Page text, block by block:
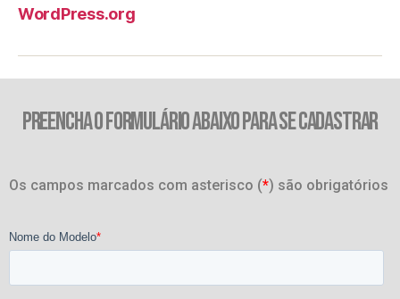
WordPress.org
PREENCHA O FORMULÁRIO ABAIXO PARA SE CADASTRAR
Os campos marcados com asterisco (*) são obrigatórios